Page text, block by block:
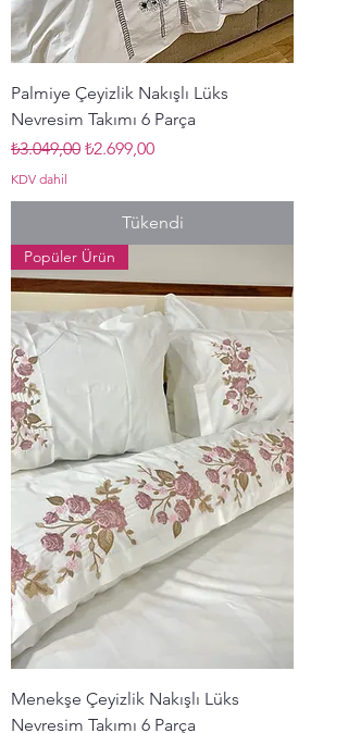
Palmiye Çeyizlik Nakışlı Lüks
Nevresim Takımı 6 Parça
Normal Fiyat
₺3.049,00 İndirimli Fiyat
₺2.699,00
KDV dahil
Tükendi
Popüler Ürün
Menekşe Çeyizlik Nakışlı Lüks
Nevresim Takımı 6 Parça